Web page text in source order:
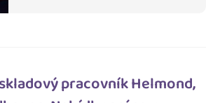
pracovník Helmond,